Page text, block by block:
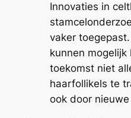
Innovaties in
vaker
kunnen mogelijk
toekomst niet
haarfollikels te
ook door